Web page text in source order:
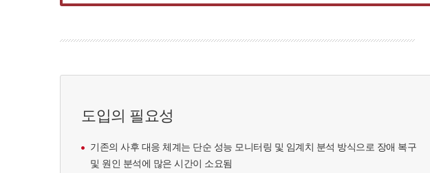
도입의 필요성
기존의 사후 대응 체계는 단순 성능 모니터링 및 임계치 분석 방식으로 장애 복구
및 원인 분석에 많은 시간이 소요됨